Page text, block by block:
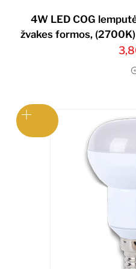
4W LED COG
žvakes formos,